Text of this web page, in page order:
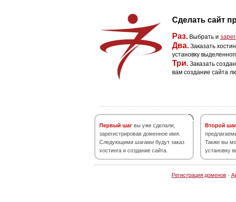
Сделать сайт
Раз. Выбрать и
Два. Заказать
установку
Три. Заказать
вам создание сайта
Первый шаг вы уже сделали,
зарегистрировав доменное имя.
Следующими шагами будут заказ
хостинга и создание сайта.
Второй шаг
Также вы
установку
Регистрация доменов·